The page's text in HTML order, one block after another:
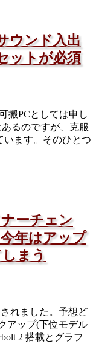
ウンド入出
ットが必須
搬PCとしては申し
るのですが、克服
います。そのひとつ
ーチェン
年はアップ
まう
れました。予想ど
アップ(下位モデル
2 搭載とグラフ